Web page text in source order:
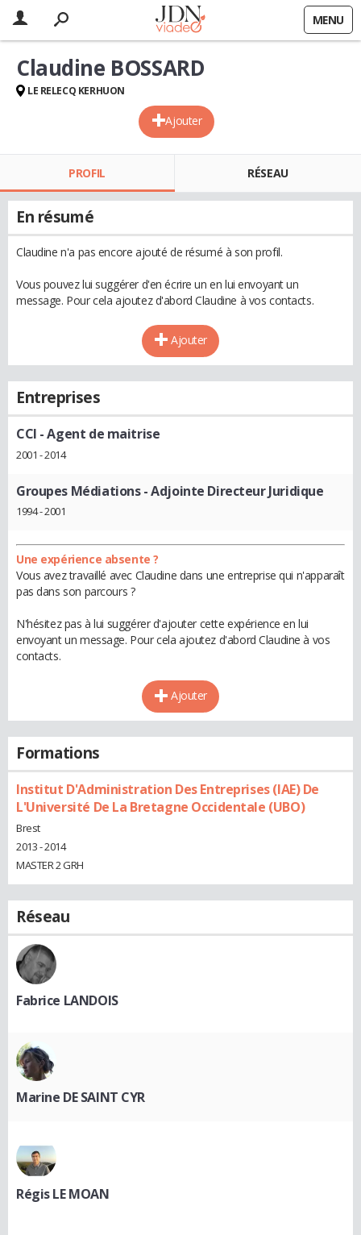
MENU
Ajouter
Claudine BOSSARD
LE RELECQ KERHUON
PROFIL RÉSEAU
En résumé
Claudine n'a pas encore ajouté de résumé à son profil.
Vous pouvez lui suggérer d'en écrire un en lui envoyant un
message. Pour cela ajoutez d'abord Claudine à vos contacts.
Ajouter
Entreprises
CCI - Agent de maitrise
2001 - 2014
Groupes Médiations- Adjointe Directeur Juridique
1994 - 2001
Une expérience absente ?
Vous avez travaillé avec Claudine dans une entreprise qui n'apparaît
pas dans son parcours ?
N'hésitez pas à lui suggérer d'ajouter cette expérience en lui
envoyant un message. Pour cela ajoutez d'abord Claudine à vos
contacts.
Ajouter
Formations
Institut D'Administration Des Entreprises (IAE) De
L'Université De La Bretagne Occidentale (UBO)
Brest
2013 - 2014
MASTER 2 GRH
Réseau
Fabrice LANDOIS
Marine DE SAINT CYR
Régis LE MOAN